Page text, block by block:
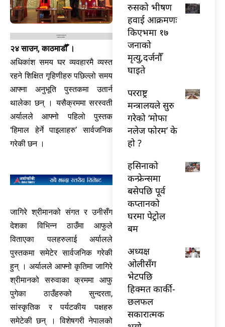
२४ साउन, काठमाडौँ ।
अधिकांश समय घर व्यवहारमै व्यस्त
रहने शिक्षित गृहिणीहरु पछिल्लो समय
आफ्ना अनुभूति पुस्तकमा उतार्न
थालेका छन् । यसैक्रममा सरस्वती
अर्यालले आफ्नो पहिलो पुस्तक
‘हिमाल हेर्ने पाइलाहरु’ सार्वजनिक
गरेकी छन ।
जागिरे श्रीमानको संगत र उनीसँग
देशका विभिन्न ठाउँमा आफुले
विताएका पलहरुलाई अर्यालले
पुस्तकमा समेटेर सार्वजनिक गरेकी
हुन् । अर्यालले आफ्नो कृतिमा जागिरे
श्रीमानको सरुवाका क्रममा आफु
पुगेका ठाउँहरुको सुन्दरता,
सांस्कृतिक र पर्यटकीय पक्षहरु
समेटेकी छन् । विशेषगरी नेपालको
रुसको भीषण
हवाई आक्रमणः
किएभमा १७
जनाको
मृत्यु,दर्जनौँ
घाइते
परराष्ट्र
मन्त्रालयले सुरु
गरेको ‘मोफा
नलेज फोरम’ के
हो ?
हसिनाको
कन्फ्रेन्समा
बसेपछि पूर्व
कप्तानको
घरमा पेट्रोल
बम
अध्यक्ष
ओलीसँग
भेटपछि
हिक्मत कार्की-
छलफल
सकारात्मक